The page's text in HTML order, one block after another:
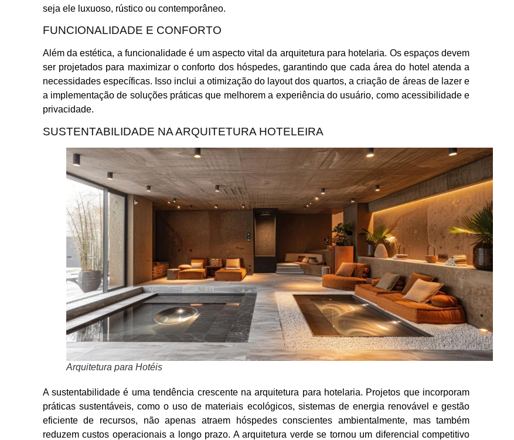
seja ele luxuoso, rústico ou contemporâneo.
FUNCIONALIDADE E CONFORTO
Além da estética, a funcionalidade é um aspecto vital da arquitetura para hotelaria. Os espaços devem
ser projetados para maximizar o conforto dos hóspedes, garantindo que cada área do hotel atenda a
necessidades específicas. Isso inclui a otimização do layout dos quartos, a criação de áreas de lazer e
a implementação de soluções práticas que melhorem a experiência do usuário, como acessibilidade e
privacidade.
SUSTENTABILIDADE NA ARQUITETURA HOTELEIRA
Arquitetura para Hotéis
A sustentabilidade é uma tendência crescente na arquitetura para hotelaria. Projetos que incorporam
práticas sustentáveis, como o uso de materiais ecológicos, sistemas de energia renovável e gestão
eficiente de recursos, não apenas atraem hóspedes conscientes ambientalmente, mas também
reduzem custos operacionais a longo prazo. A arquitetura verde se tornou um diferencial competitivo